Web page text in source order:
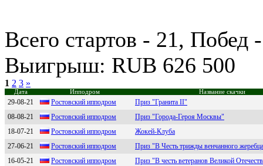
Всего стартов - 21,
Выигрыш: RUB 626 500
1 2 3 »
Дата Ипподром Название скачки
29-08-21 Poстoвский иппoдpoм
Приз "Гранита II"
08-08-21
Ростовский ипподpом
Приз "Города-Героя Москвы"
18-07-21
Ростовский ипподpом
Жокей-Клуба
27-06-21
Pocтoвcкий иппoдpoм
Приз "В Честь трижды венчанного
16-05-21
Poстoвский иппoдpoм
Приз "В честь ветеранов Великой